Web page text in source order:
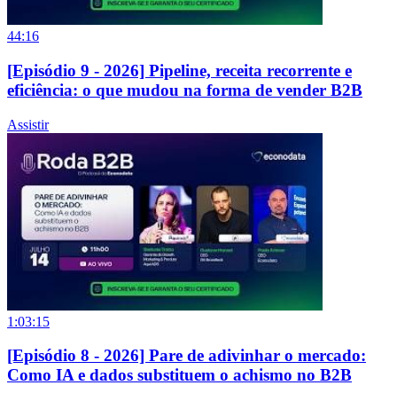
44:16
[Episódio 9 - 2026] Pipeline, receita recorrente e
eficiência: o que mudou na forma de vender B2B
Assistir
1:03:15
[Episódio 8 - 2026] Pare de adivinhar o mercado:
Como IA e dados substituem o achismo no B2B